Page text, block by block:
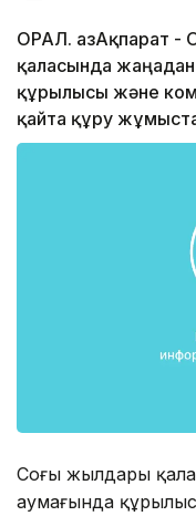
ОРАЛ. ҚазАқпарат -
қаласында
құрылысы және
қайта құру
Соңғы жылдары
аумағында